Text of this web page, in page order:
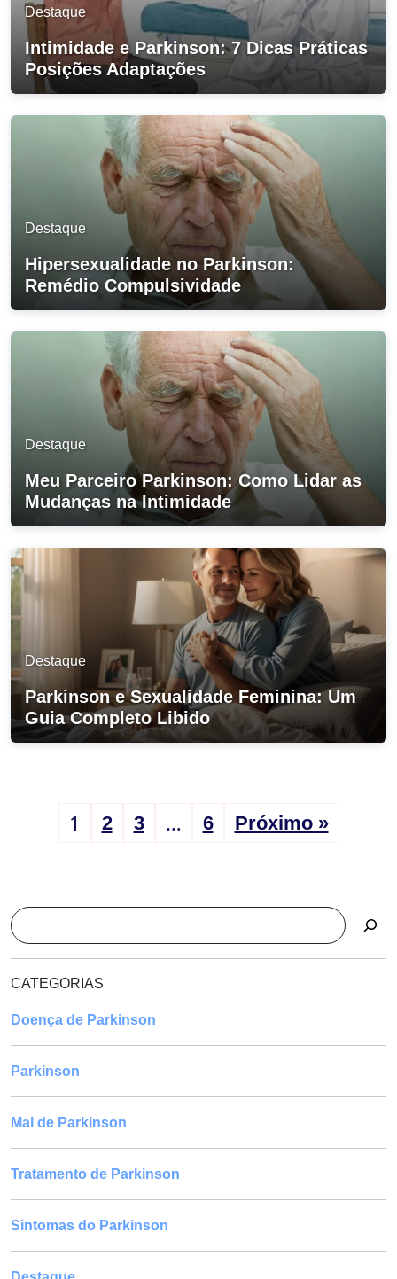
Destaque
Intimidade e Parkinson: 7 Dicas Práticas
Posições Adaptações
Destaque
Hipersexualidade no Parkinson:
Remédio Compulsividade
Destaque
Meu Parceiro Parkinson: Como Lidar as
Mudanças na Intimidade
Destaque
Parkinson e Sexualidade Feminina: Um
Guia Completo Libido
1 2 3 … 6 Próximo »
Pesquisar
CATEGORIAS
Doença de Parkinson
Parkinson
Mal de Parkinson
Tratamento de Parkinson
Sintomas do Parkinson